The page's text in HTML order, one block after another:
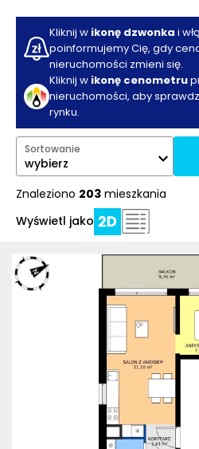
Kliknij w ikonę dzwonka i
poinformujemy Cię, gdy
nieruchomości zmieni się.
Kliknij w ikonę cenometru
nieruchomości, aby
rynku.
Sortowanie
wybierz
Znaleziono 203 mieszkania
Wyświetl jako